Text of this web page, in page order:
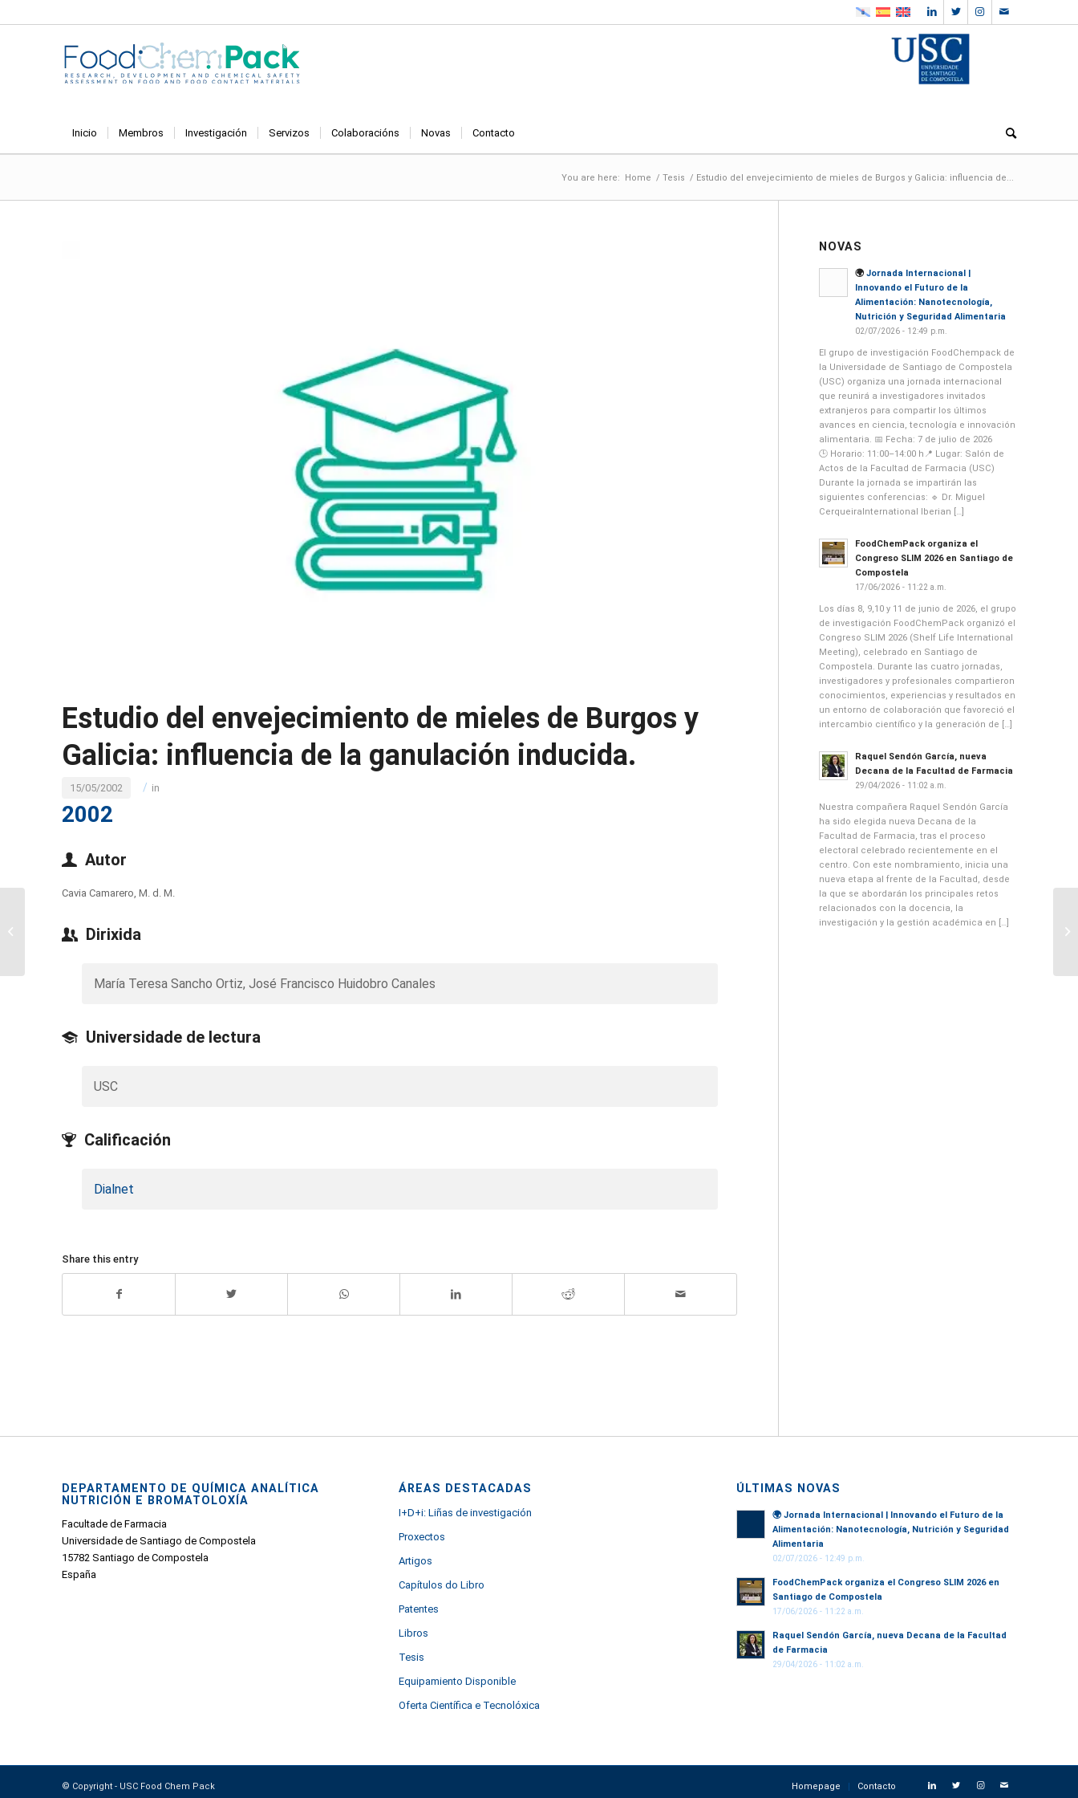
Inicio Membros Investigación Servizos Colaboracións Novas Contacto
You are here: Home / Tesis / Estudio del envejecimiento de mieles de Burgos y Galicia: influencia de...
Estudio del envejecimiento de mieles de Burgos y
Galicia: influencia de la ganulación inducida.
15/05/2002 / in
2002
Autor
Cavia Camarero, M. d. M.
Dirixida
María Teresa Sancho Ortiz, José Francisco Huidobro Canales
Universidade de lectura
USC
Calificación
Dialnet
Share this entry
NOVAS
🌍 Jornada Internacional |
Innovando el Futuro de la
Alimentación: Nanotecnología,
Nutrición y Seguridad Alimentaria
02/07/2026 - 12:49 p.m.
El grupo de investigación FoodChempack de
la Universidade de Santiago de Compostela
(USC) organiza una jornada internacional
que reunirá a investigadores invitados
extranjeros para compartir los últimos
avances en ciencia, tecnología e innovación
alimentaria. 📅 Fecha: 7 de julio de 2026
🕒 Horario: 11:00–14:00 h📍 Lugar: Salón de
Actos de la Facultad de Farmacia (USC)
Durante la jornada se impartirán las
siguientes conferencias: 🔹 Dr. Miguel
CerqueiraInternational Iberian […]
FoodChemPack organiza el
Congreso SLIM 2026 en Santiago de
Compostela
17/06/2026 - 11:22 a.m.
Los días 8, 9,10 y 11 de junio de 2026, el grupo
de investigación FoodChemPack organizó el
Congreso SLIM 2026 (Shelf Life International
Meeting), celebrado en Santiago de
Compostela. Durante las cuatro jornadas,
investigadores y profesionales compartieron
conocimientos, experiencias y resultados en
un entorno de colaboración que favoreció el
intercambio científico y la generación de […]
Raquel Sendón García, nueva
Decana de la Facultad de Farmacia
29/04/2026 - 11:02 a.m.
Nuestra compañera Raquel Sendón García
ha sido elegida nueva Decana de la
Facultad de Farmacia, tras el proceso
electoral celebrado recientemente en el
centro. Con este nombramiento, inicia una
nueva etapa al frente de la Facultad, desde
la que se abordarán los principales retos
relacionados con la docencia, la
investigación y la gestión académica en […]
DEPARTAMENTO DE QUÍMICA ANALÍTICA
NUTRICIÓN E BROMATOLOXÍA
Facultade de Farmacia
Universidade de Santiago de Compostela
15782 Santiago de Compostela
España
ÁREAS DESTACADAS
I+D+i: Liñas de investigación
Proxectos
Artigos
Capítulos do Libro
Patentes
Libros
Tesis
Equipamiento Disponible
Oferta Científica e Tecnolóxica
ÚLTIMAS NOVAS
🌍 Jornada Internacional | Innovando el Futuro de la
Alimentación: Nanotecnología, Nutrición y Seguridad
Alimentaria
02/07/2026 - 12:49 p.m.
FoodChemPack organiza el Congreso SLIM 2026 en
Santiago de Compostela
17/06/2026 - 11:22 a.m.
Raquel Sendón García, nueva Decana de la Facultad
de Farmacia
29/04/2026 - 11:02 a.m.
© Copyright - USC Food Chem Pack Homepage Contacto
composición del erizo
de mar Paracentrotus
modificaciones...